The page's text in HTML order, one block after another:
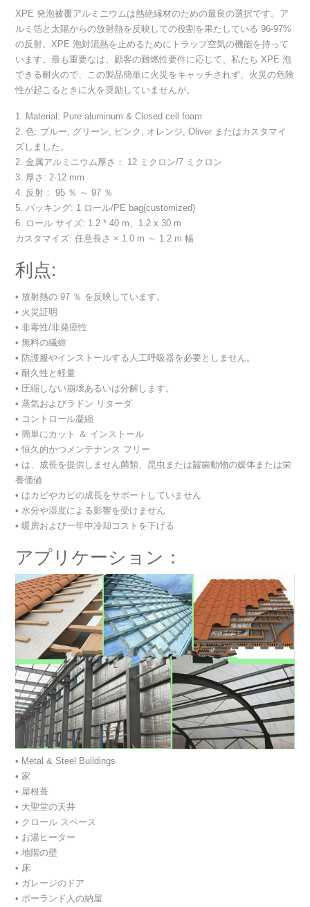
XPE 発泡被覆アルミニウムは熱絶縁材のための最良の選択です。ア
ルミ箔と太陽からの放射熱を反映しての役割を果たしている 96-97%
の反射。XPE 泡対流熱を止めるためにトラップ空気の機能を持って
います。最も重要なは、顧客の難燃性要件に応じて、私たち XPE 泡
できる耐火ので、この製品簡単に火災をキャッチされず、火災の危険
性が起こるときに火を奨励していませんが。
1. Material: Pure aluminum & Closed cell foam
2. 色: ブルー, グリーン, ピンク, オレンジ, Oliver またはカスタマイ
ズしました。
2. 金属アルミニウム厚さ： 12 ミクロン/7 ミクロン
3. 厚さ: 2-12 mm
4. 反射： 95 ％ ～ 97 ％
5. パッキング: 1 ロール/PE bag(customized)
6. ロール サイズ: 1.2 * 40 m、1.2 x 30 m
カスタマイズ: 任意長さ × 1.0 m ～ 1.2 m 幅
利点:
• 放射熱の 97 ％ を反映しています。
• 火災証明
• 非毒性/非発癌性
• 無料の繊維
• 防護服やインストールする人工呼吸器を必要としません。
• 耐久性と軽量
• 圧縮しない崩壊あるいは分解します。
• 蒸気およびラドン リターダ
• コントロール凝縮
• 簡単にカット ＆ インストール
• 恒久的かつメンテナンス フリー
• は、成長を提供しません菌類、昆虫または齧歯動物の媒体または栄
養価値
• はカビやカビの成長をサポートしていません
• 水分や湿度による影響を受けません
• 暖房および一年中冷却コストを下げる
アプリケーション：
• Metal & Steel Buildings
• 家
• 屋根葺
• 大聖堂の天井
• クロール スペース
• お湯ヒーター
• 地階の壁
• 床
• ガレージのドア
• ポーランド人の納屋